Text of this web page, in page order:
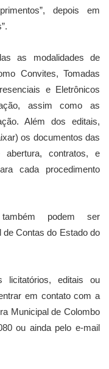
depois em
as modalidades de
Convites, Tomadas
e Eletrônicos
assim como as
Além dos editais,
os documentos das
contratos, e
cada procedimento
podem ser
Contas do Estado do
licitatórios, editais ou
em contato com a
Municipal de Colombo
ou ainda pelo e-mail